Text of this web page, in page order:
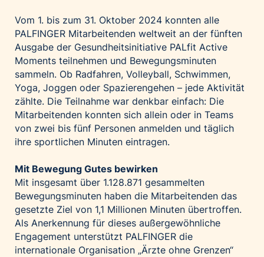
woom bikes
Kontakt
Vom 1. bis zum 31. Oktober 2024 konnten alle
PALFINGER Mitarbeitenden weltweit an der fünften
Ausgabe der Gesundheitsinitiative PALfit Active
Moments teilnehmen und Bewegungsminuten
sammeln. Ob Radfahren, Volleyball, Schwimmen,
Yoga, Joggen oder Spazierengehen – jede Aktivität
zählte. Die Teilnahme war denkbar einfach: Die
Mitarbeitenden konnten sich allein oder in Teams
von zwei bis fünf Personen anmelden und täglich
ihre sportlichen Minuten eintragen.
Mit Bewegung Gutes bewirken
Mit insgesamt über 1.128.871 gesammelten
Bewegungsminuten haben die Mitarbeitenden das
gesetzte Ziel von 1,1 Millionen Minuten übertroffen.
Als Anerkennung für dieses außergewöhnliche
Engagement unterstützt PALFINGER die
internationale Organisation „Ärzte ohne Grenzen“